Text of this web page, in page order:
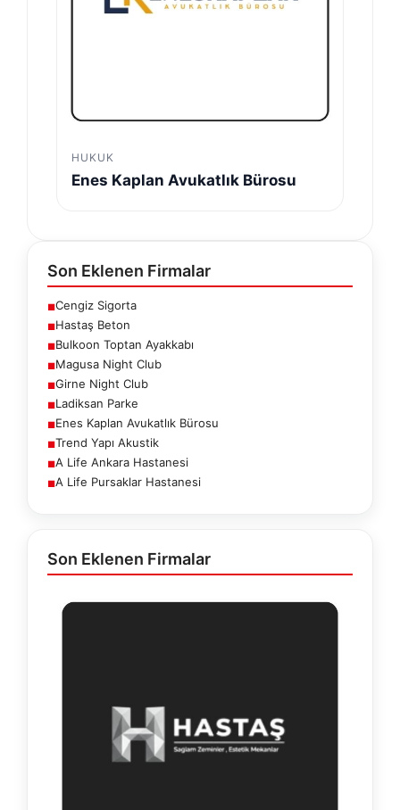
HUKUK
Enes Kaplan Avukatlık Bürosu
Son Eklenen Firmalar
■Cengiz Sigorta
■Hastaş Beton
■Bulkoon Toptan Ayakkabı
■Magusa Night Club
■Girne Night Club
■Ladiksan Parke
■Enes Kaplan Avukatlık Bürosu
■Trend Yapı Akustik
■A Life Ankara Hastanesi
■A Life Pursaklar Hastanesi
Son Eklenen Firmalar